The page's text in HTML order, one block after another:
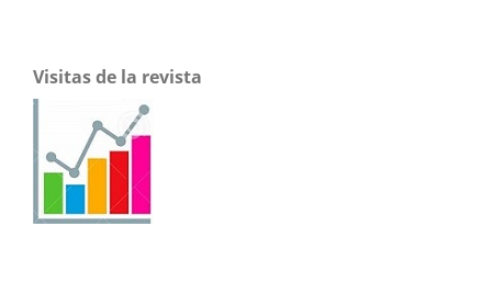
Visitas de la revista